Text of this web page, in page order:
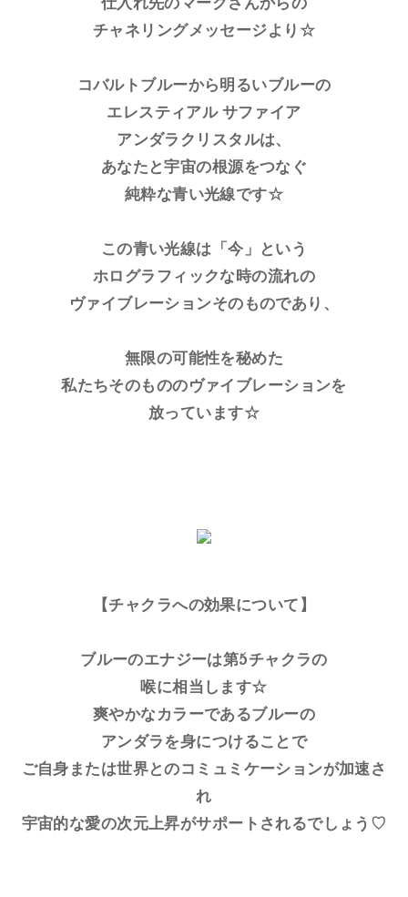
チャネリングメッセージより☆
コバルトブルーから明るいブルーの
エレスティアル サファイア
アンダラクリスタルは、
あなたと宇宙の根源をつなぐ
純粋な青い光線です☆
この青い光線は「今」という
ホログラフィックな時の流れの
ヴァイブレーションそのものであり、
無限の可能性を秘めた
私たちそのもののヴァイブレーションを
放っています☆
【チャクラへの効果について】
ブルーのエナジーは第5チャクラの
喉に相当します☆
爽やかなカラーであるブルーの
アンダラを身につけることで
ご自身または世界とのコミュミケーションが加速さ
れ
宇宙的な愛の次元上昇がサポートされるでしょう♡